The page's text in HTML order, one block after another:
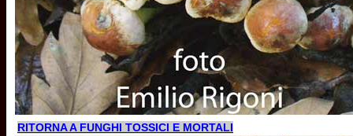
RITORNA A FUNGHI TOSSICI E MORTALI